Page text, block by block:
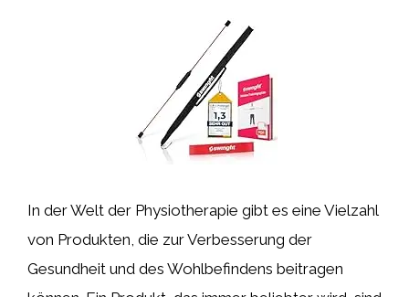
In der Welt der Physiotherapie gibt es eine Vielzahl
von Produkten, die zur Verbesserung der
Gesundheit und des Wohlbefindens beitragen